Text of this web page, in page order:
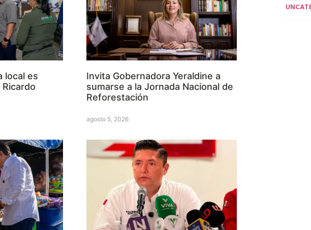
local es
Invita Gobernadora Yeraldine a
sumarse a la Jornada Nacional de
Reforestación
agosto 5, 2026